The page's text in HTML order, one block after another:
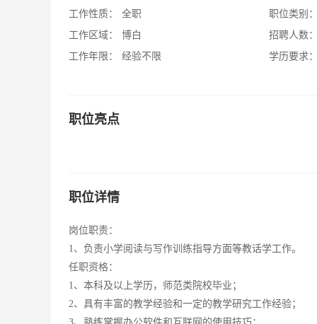
工作性质：
全职
工作区域：
博白
工作年限：
经验不限
职位类别：
招聘人数：
学历要求：
职位亮点
职位详情
岗位职责：
1、负责小学阅读与写作训练指导方面等教话学工作。
任职资格：
1、本科及以上学历，师范类院校毕业；
2、具有丰富的教学经验和一定的教学研究工作经验；